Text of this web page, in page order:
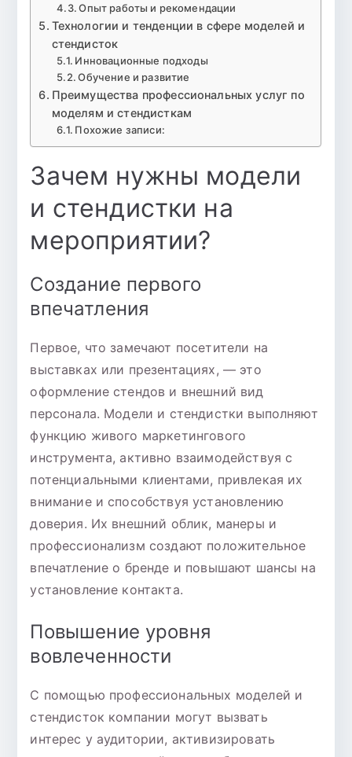
Опыт работы и рекомендации
Технологии и тенденции в сфере моделей и
стендисток
Инновационные подходы
Обучение и развитие
Преимущества профессиональных услуг по
моделям и стендисткам
Похожие записи:
Зачем нужны модели
и стендистки на
мероприятии?
Создание первого
впечатления
Первое, что замечают посетители на
выставках или презентациях, — это
оформление стендов и внешний вид
персонала. Модели и стендистки выполняют
функцию живого маркетингового
инструмента, активно взаимодействуя с
потенциальными клиентами, привлекая их
внимание и способствуя установлению
доверия. Их внешний облик, манеры и
профессионализм создают положительное
впечатление о бренде и повышают шансы на
установление контакта.
Повышение уровня
вовлеченности
С помощью профессиональных моделей и
стендисток компании могут вызвать
интерес у аудитории, активизировать